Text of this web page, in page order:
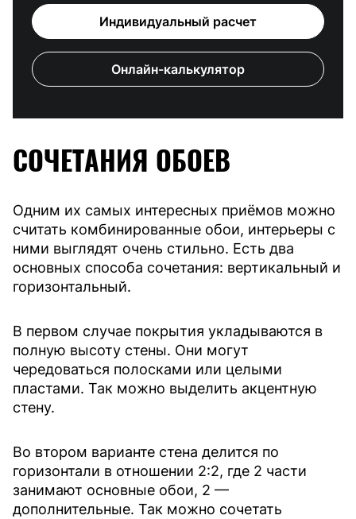
Индивидуальный расчет
Онлайн-калькулятор
СОЧЕТАНИЯ ОБОЕВ
Одним их самых интересных приёмов можно
считать комбинированные обои, интерьеры с
ними выглядят очень стильно. Есть два
основных способа сочетания: вертикальный и
горизонтальный.
В первом случае покрытия укладываются в
полную высоту стены. Они могут
чередоваться полосками или целыми
пластами. Так можно выделить акцентную
стену.
Во втором варианте стена делится по
горизонтали в отношении 2:2, где 2 части
занимают основные обои, 2 —
дополнительные. Так можно сочетать